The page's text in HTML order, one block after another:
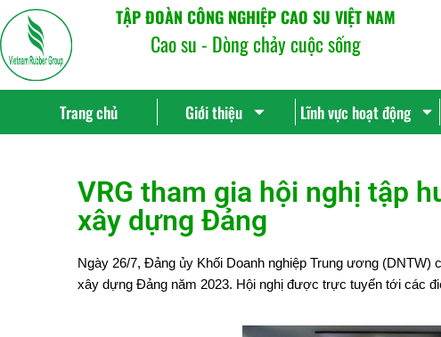
TẬP ĐOÀN CÔNG NGHIỆP CAO SU VIỆT NAM
Cao su - Dòng chảy cuộc sống
Trang chủ Giới thiệu Lĩnh vực hoạt động
VRG tham gia hội nghị tập
xây dựng Đảng
Ngày 26/7, Đảng ủy Khối Doanh nghiệp Trung ương
xây dựng Đảng năm 2023. Hội nghị được trực tuyến tới các